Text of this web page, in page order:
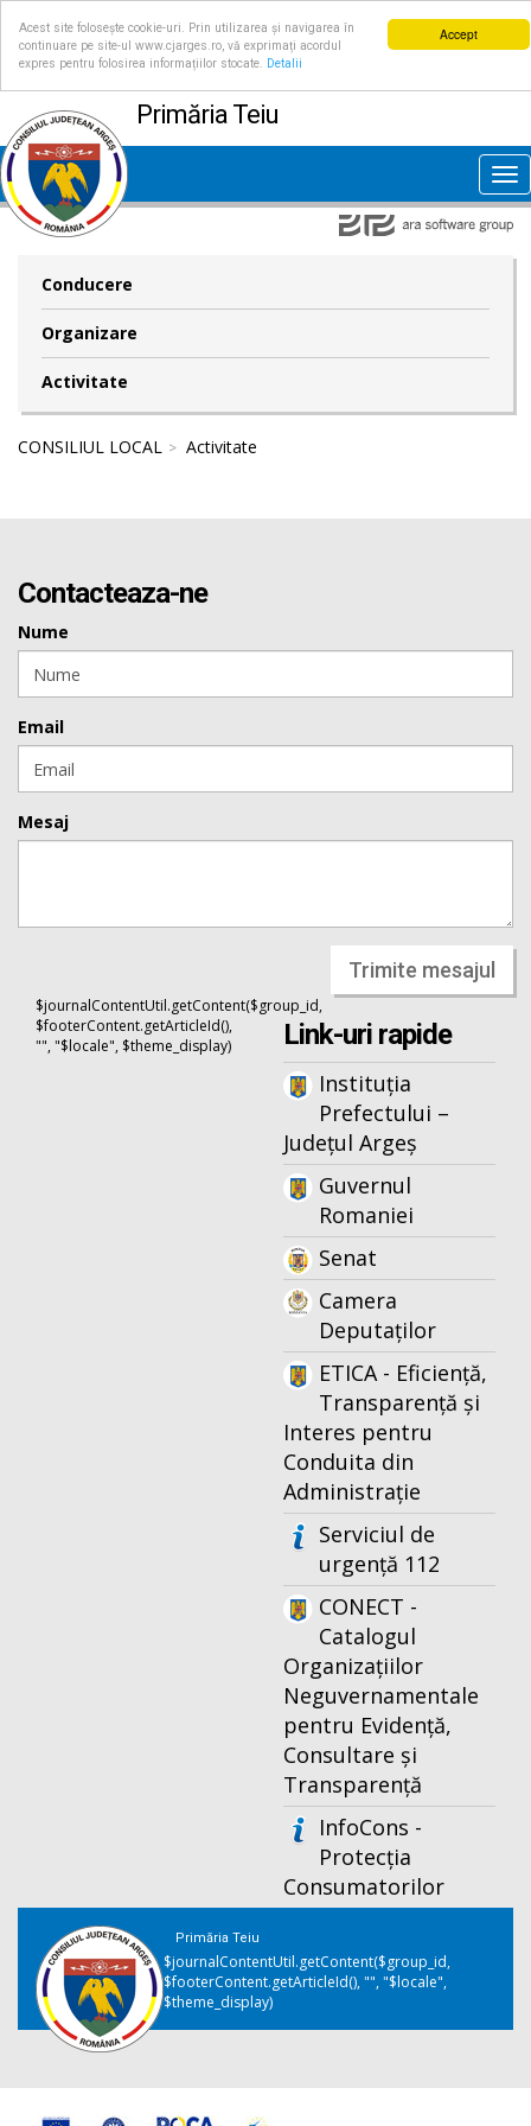
Accept
Acest site folosește cookie-uri. Prin utilizarea și navigarea în
continuare pe site-ul www.cjarges.ro, vă exprimați acordul
expres pentru folosirea informațiilor stocate.
Detalii
Primăria Teiu
Conducere
Organizare
Activitate
CONSILIUL LOCAL Activitate
Contacteaza-ne
Nume
Email
Mesaj
Trimite mesajul
$journalContentUtil.getContent($group_id,
$footerContent.getArticleId(),
"", "$locale", $theme_display)
Link-uri rapide
Instituția
Prefectului –
Județul Argeș
Guvernul
Romaniei
Senat
Camera
Deputaților
ETICA - Eficiență,
Transparență și
Interes pentru
Conduita din
Administrație
Serviciul de
urgență 112
CONECT -
Catalogul
Organizațiilor
Neguvernamentale
pentru Evidență,
Consultare și
Transparență
InfoCons -
Protecția
Consumatorilor
Primăria Teiu
$journalContentUtil.getContent($group_id,
$footerContent.getArticleId(), "", "$locale",
$theme_display)